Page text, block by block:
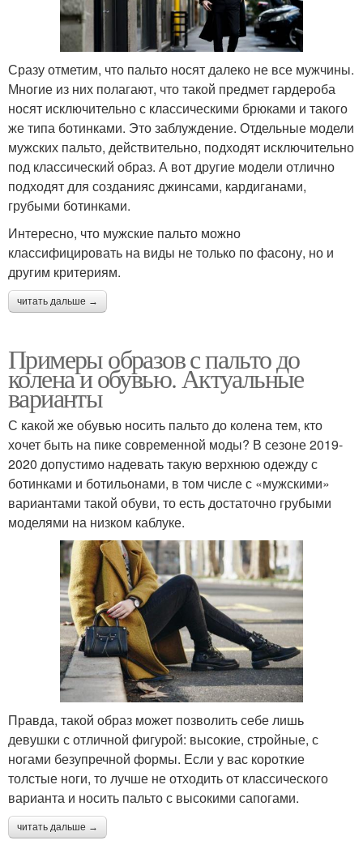
Сразу отметим, что пальто носят далеко не все мужчины.
Многие из них полагают, что такой предмет гардероба
носят исключительно с классическими брюками и такого
же типа ботинками. Это заблуждение. Отдельные модели
мужских пальто, действительно, подходят исключительно
под классический образ. А вот другие модели отлично
подходят для созданияс джинсами, кардиганами,
грубыми ботинками.
Интересно, что мужские пальто можно
классифицировать на виды не только по фасону, но и
другим критериям.
читать дальше →
Примеры образов с пальто до
колена и обувью. Актуальные
варианты
С какой же обувью носить пальто до колена тем, кто
хочет быть на пике современной моды? В сезоне 2019-
2020 допустимо надевать такую верхнюю одежду с
ботинками и ботильонами, в том числе с «мужскими»
вариантами такой обуви, то есть достаточно грубыми
моделями на низком каблуке.
Правда, такой образ может позволить себе лишь
девушки с отличной фигурой: высокие, стройные, с
ногами безупречной формы. Если у вас короткие
толстые ноги, то лучше не отходить от классического
варианта и носить пальто с высокими сапогами.
читать дальше →